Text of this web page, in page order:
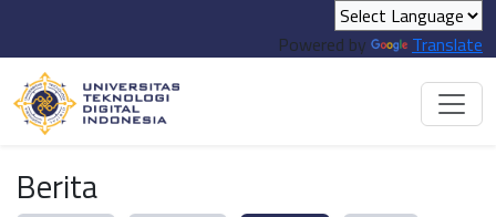
Powered by Translate
Berita